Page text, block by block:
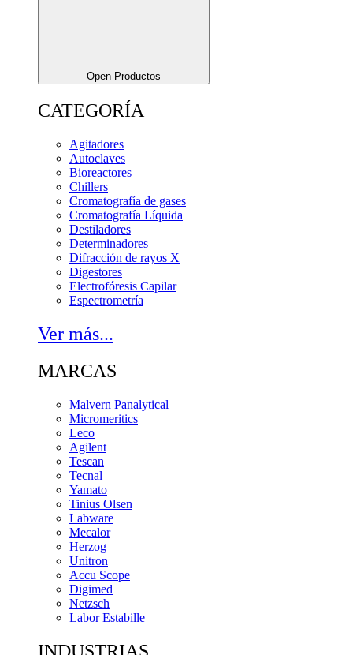
Open Productos
CATEGORÍA
Agitadores
Autoclaves
Bioreactores
Chillers
Cromatografía de gases
Cromatografía Líquida
Destiladores
Determinadores
Difracción de rayos X
Digestores
Electrofóresis Capilar
Espectrometría
Ver más...
MARCAS
Malvern Panalytical
Micromeritics
Leco
Agilent
Tescan
Tecnal
Yamato
Tinius Olsen
Labware
Mecalor
Herzog
Unitron
Accu Scope
Digimed
Netzsch
Labor Estabille